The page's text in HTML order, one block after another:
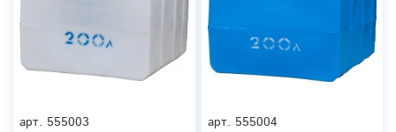
арт. 555003
арт. 555004